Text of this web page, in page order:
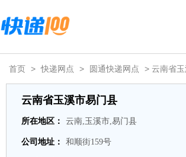
首页 > 快递网点 > 圆通快递网点 > 云南省
云南省玉溪市易门县
所在地区： 云南,玉溪市,易门县
公司地址： 和顺街159号